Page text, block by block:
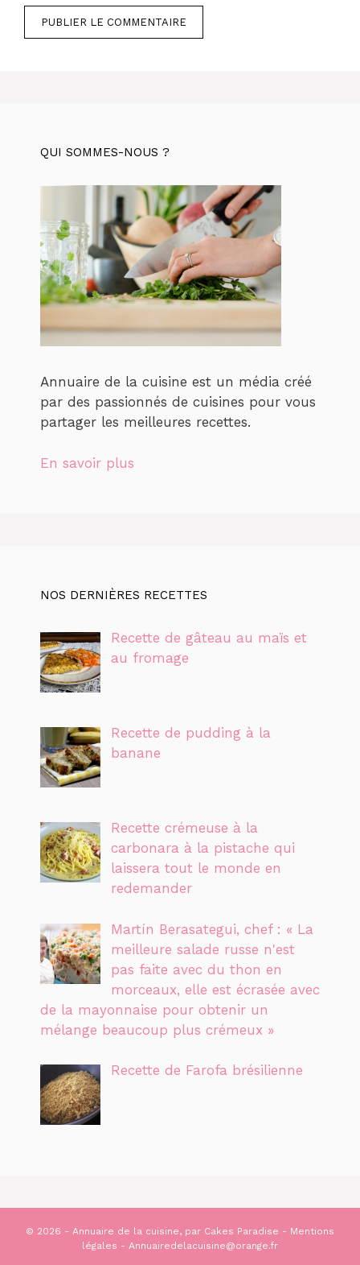
QUI SOMMES-NOUS ?
Annuaire de la cuisine est un média créé
par des passionnés de cuisines pour vous
partager les meilleures recettes.
En savoir plus
NOS DERNIÈRES RECETTES
Recette de gâteau au maïs et
au fromage
Recette de pudding à la
banane
Recette crémeuse à la
carbonara à la pistache qui
laissera tout le monde en
redemander
Martín Berasategui, chef : « La
meilleure salade russe n'est
pas faite avec du thon en
morceaux, elle est écrasée avec
de la mayonnaise pour obtenir un
mélange beaucoup plus crémeux »
Recette de Farofa brésilienne
© 2026 - Annuaire de la cuisine, par Cakes Paradise - Mentions
légales - Annuairedelacuisine@orange.fr